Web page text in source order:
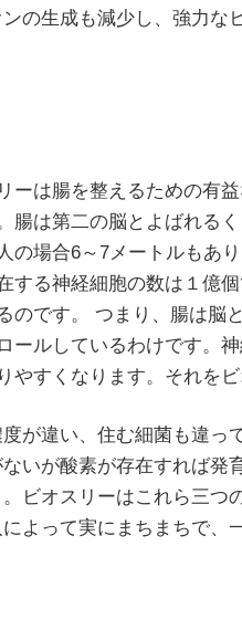
の生成も減少し、強力
ーは腸を整えるための有
腸は第二の脳とよばれる
の場合6～7メートルもあ
する神経細胞の数は１億
のです。 つまり、腸は脳
ールしているわけです。
やすくなります。それを
が違い、住む細菌も違
いが酸素が存在すれば発
ビオスリーはこれら三
よって実にまちまちで